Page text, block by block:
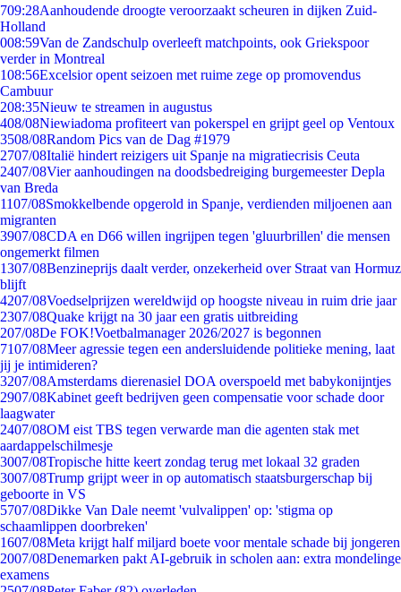
709:28Aanhoudende droogte veroorzaakt scheuren in dijken Zuid-
Holland
008:59Van de Zandschulp overleeft matchpoints, ook Griekspoor
verder in Montreal
108:56Excelsior opent seizoen met ruime zege op promovendus
Cambuur
208:35Nieuw te streamen in augustus
408/08Niewiadoma profiteert van pokerspel en grijpt geel op Ventoux
3508/08Random Pics van de Dag #1979
2707/08Italië hindert reizigers uit Spanje na migratiecrisis Ceuta
2407/08Vier aanhoudingen na doodsbedreiging burgemeester Depla
van Breda
1107/08Smokkelbende opgerold in Spanje, verdienden miljoenen aan
migranten
3907/08CDA en D66 willen ingrijpen tegen 'gluurbrillen' die mensen
ongemerkt filmen
1307/08Benzineprijs daalt verder, onzekerheid over Straat van Hormuz
blijft
4207/08Voedselprijzen wereldwijd op hoogste niveau in ruim drie jaar
2307/08Quake krijgt na 30 jaar een gratis uitbreiding
207/08De FOK!Voetbalmanager 2026/2027 is begonnen
7107/08Meer agressie tegen een andersluidende politieke mening, laat
jij je intimideren?
3207/08Amsterdams dierenasiel DOA overspoeld met babykonijntjes
2907/08Kabinet geeft bedrijven geen compensatie voor schade door
laagwater
2407/08OM eist TBS tegen verwarde man die agenten stak met
aardappelschilmesje
3007/08Tropische hitte keert zondag terug met lokaal 32 graden
3007/08Trump grijpt weer in op automatisch staatsburgerschap bij
geboorte in VS
5707/08Dikke Van Dale neemt 'vulvalippen' op: 'stigma op
schaamlippen doorbreken'
1607/08Meta krijgt half miljard boete voor mentale schade bij jongeren
2007/08Denemarken pakt AI-gebruik in scholen aan: extra mondelinge
examens